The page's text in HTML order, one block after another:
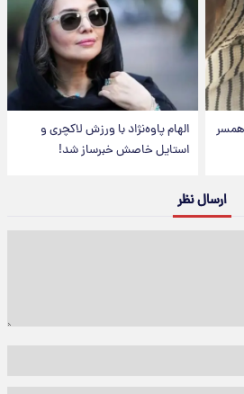
الهام پاوه‌نژاد با ورزش لاکچری و
استایل خاصش خبرساز شد!
ارسال نظر